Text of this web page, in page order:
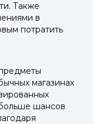
Также
в
потратить
магазинах
шансов